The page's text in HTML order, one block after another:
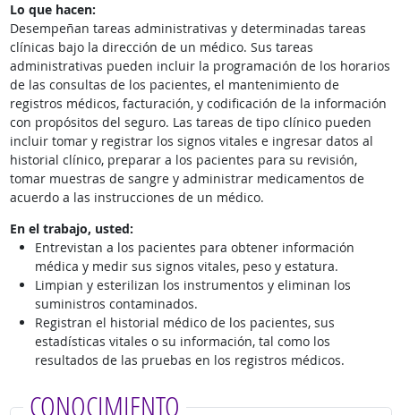
Lo que hacen:
Desempeñan tareas administrativas y determinadas tareas
clínicas bajo la dirección de un médico. Sus tareas
administrativas pueden incluir la programación de los horarios
de las consultas de los pacientes, el mantenimiento de
registros médicos, facturación, y codificación de la información
con propósitos del seguro. Las tareas de tipo clínico pueden
incluir tomar y registrar los signos vitales e ingresar datos al
historial clínico, preparar a los pacientes para su revisión,
tomar muestras de sangre y administrar medicamentos de
acuerdo a las instrucciones de un médico.
En el trabajo, usted:
Entrevistan a los pacientes para obtener información
médica y medir sus signos vitales, peso y estatura.
Limpian y esterilizan los instrumentos y eliminan los
suministros contaminados.
Registran el historial médico de los pacientes, sus
estadísticas vitales o su información, tal como los
resultados de las pruebas en los registros médicos.
CONOCIMIENTO